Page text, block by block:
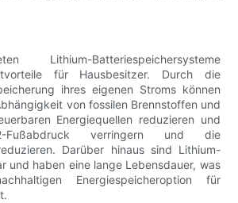
Lithium-Batteriespeichersysteme
für Hausbesitzer. Durch die
ihres eigenen Stroms können
von fossilen Brennstoffen und
Energiequellen reduzieren und
verringern und die
Darüber hinaus sind Lithium-
und haben eine lange Lebensdauer, was
Energiespeicheroption für